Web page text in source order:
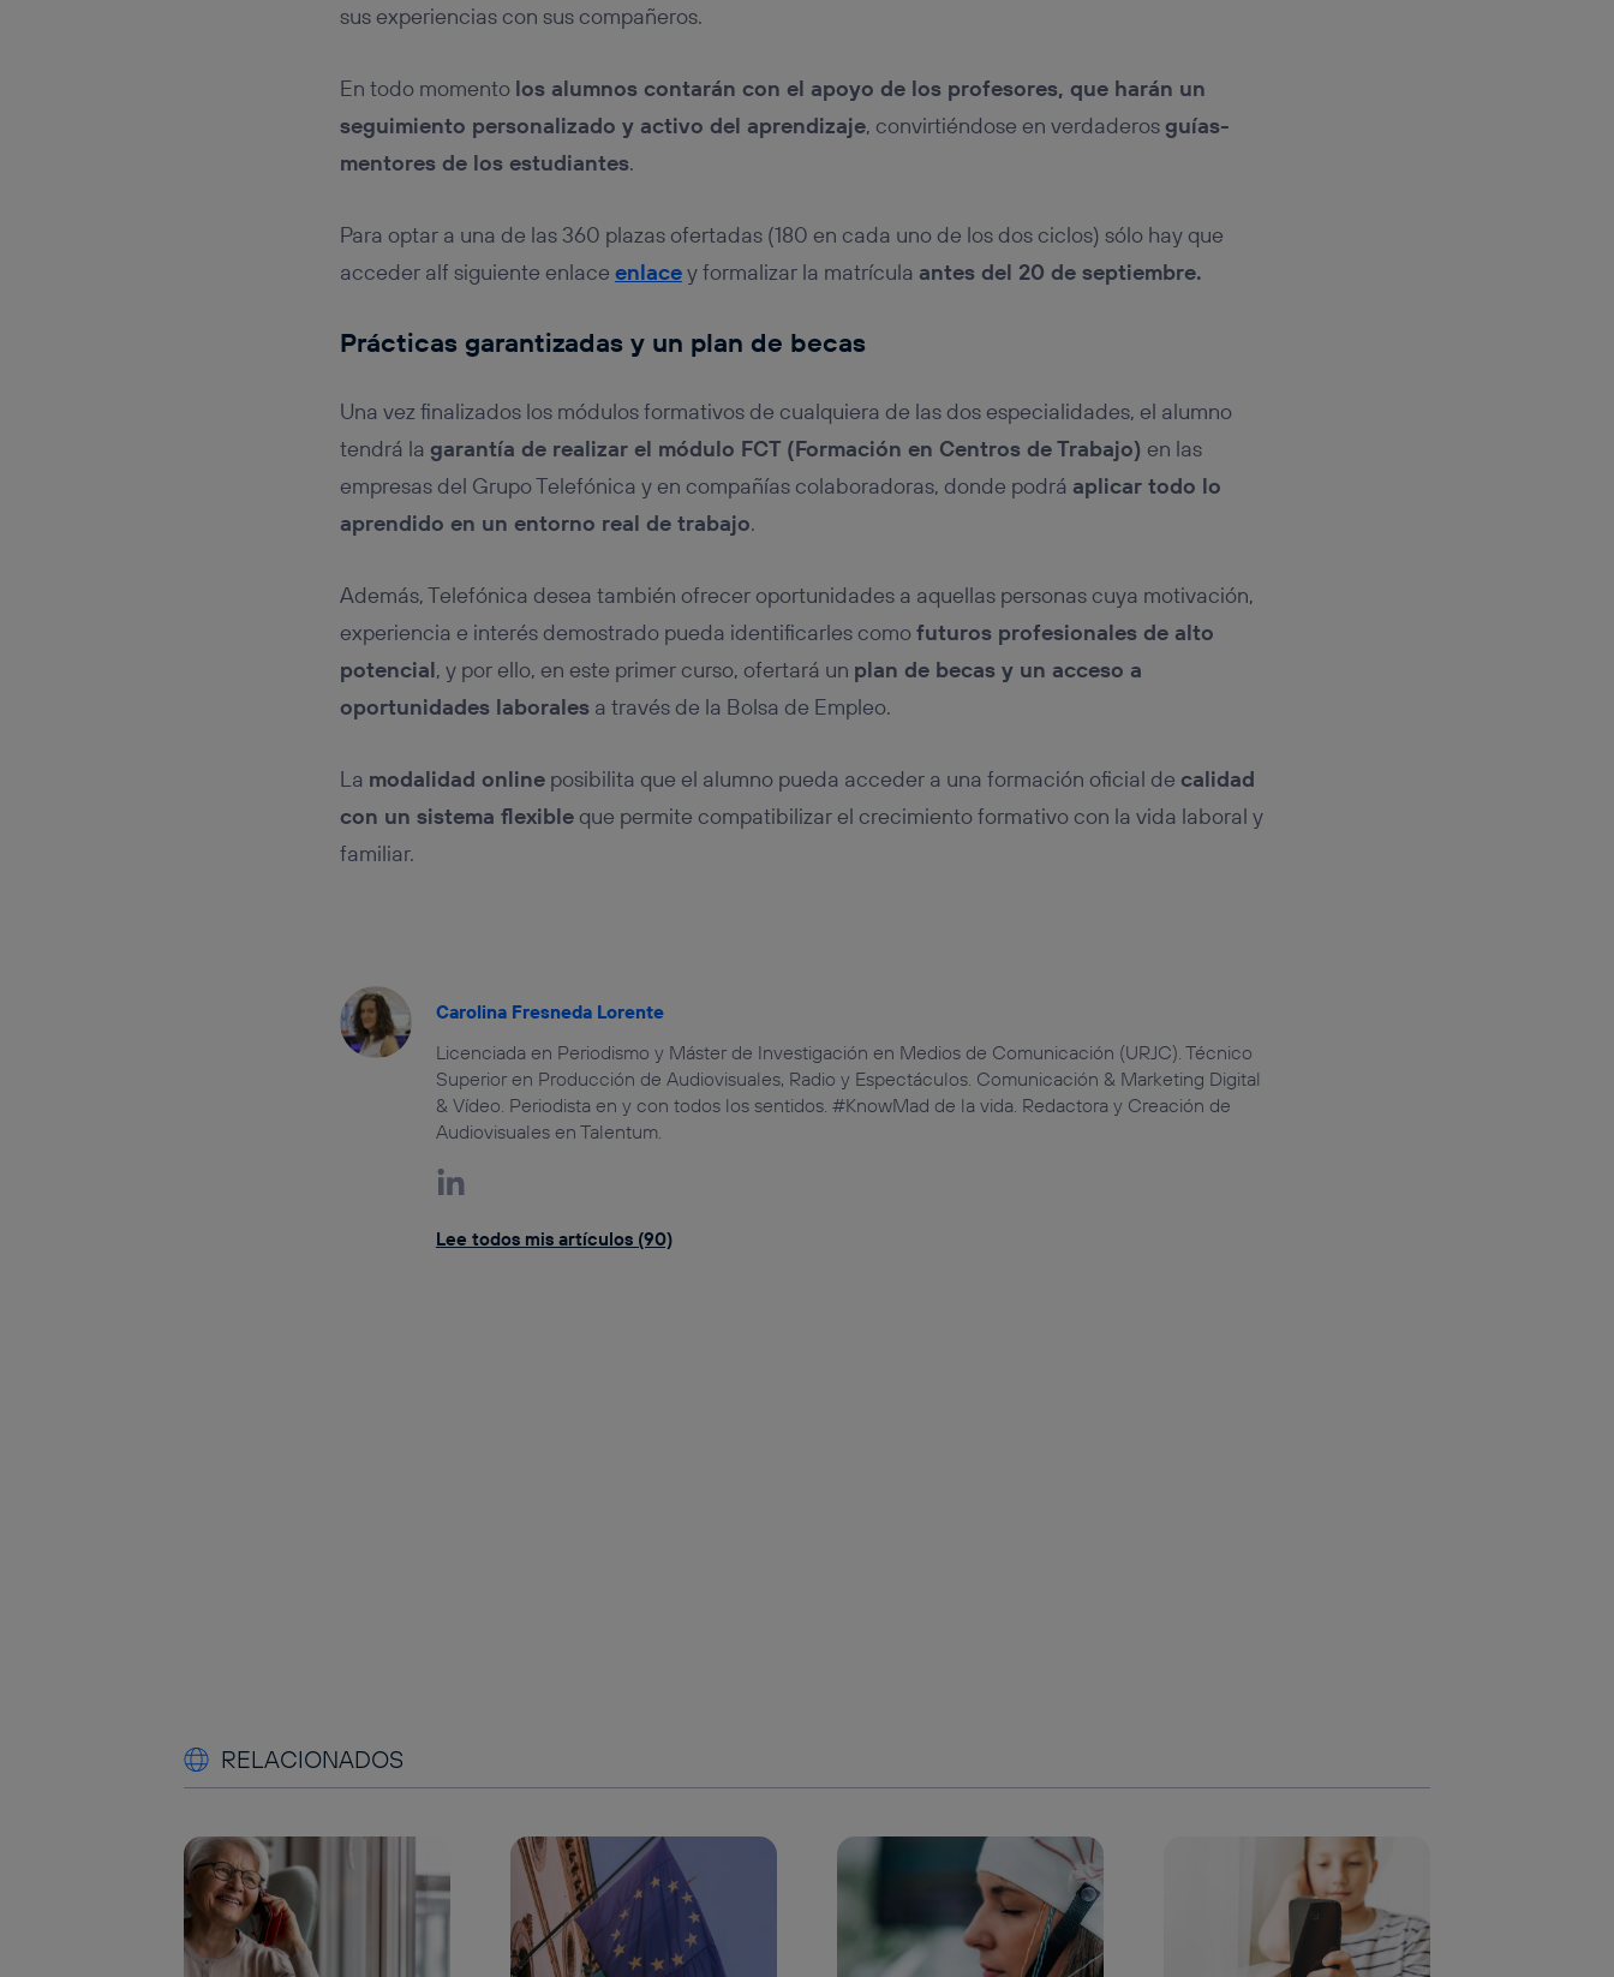
sus experiencias con sus compañeros.
En todo momento los alumnos contarán con el apoyo de los profesores, que harán un
seguimiento personalizado y activo del aprendizaje, convirtiéndose en verdaderos guías-
mentores de los estudiantes.
Para optar a una de las 360 plazas ofertadas (180 en cada uno de los dos ciclos) sólo hay que
acceder alf siguiente enlace enlacey formalizar la matrícula antes del 20 de septiembre.
Prácticas garantizadas y un plan de becas
Una vez finalizados los módulos formativos de cualquiera de las dos especialidades, el alumno
tendrá la garantía de realizar el módulo FCT (Formación en Centros de Trabajo) en las
empresas del Grupo Telefónica y en compañías colaboradoras, donde podrá aplicar todo lo
aprendido en un entorno real de trabajo.
Además, Telefónica desea también ofrecer oportunidades a aquellas personas cuya motivación,
experiencia e interés demostrado pueda identificarles comofuturos profesionales de alto
potencial, y por ello, en este primer curso, ofertará un plan de becas y un acceso a
oportunidades laboralesa través de la Bolsa de Empleo.
La modalidad onlineposibilita que el alumno pueda acceder a una formación oficial de calidad
con un sistema flexibleque permite compatibilizar el crecimiento formativo con la vida laboral y
familiar.
Carolina Fresneda Lorente
Licenciada en Periodismo y Máster de Investigación en Medios de Comunicación (URJC). Técnico
Superior en Producción de Audiovisuales, Radio y Espectáculos. Comunicación & Marketing Digital
& Vídeo. Periodista en y con todos los sentidos. #KnowMad de la vida. Redactora y Creación de
Audiovisuales en Talentum.
Lee todos mis artículos (90)
RELACIONADOS